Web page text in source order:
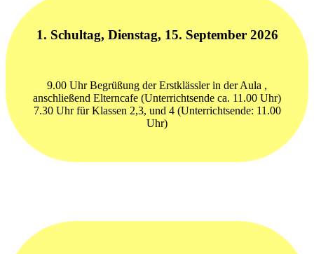
1. Schultag, Dienstag, 15. September 2026
9.00 Uhr Begrüßung der Erstklässler in der Aula ,
anschließend Elterncafe (Unterrichtsende ca. 11.00 Uhr)
7.30 Uhr für Klassen 2,3, und 4 (Unterrichtsende: 11.00
Uhr)